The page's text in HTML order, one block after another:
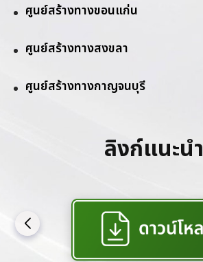
ศูนย์สร้างทางขอนแก่น
ศูนย์สร้างทางสงขลา
ศูนย์สร้างทางกาญจนบุรี
ลิงก์แนะนำ